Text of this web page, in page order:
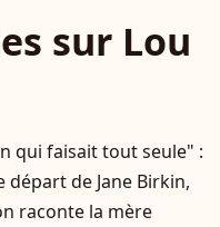
sur Lou
qui faisait tout seule" :
départ de Jane Birkin,
raconte la mère